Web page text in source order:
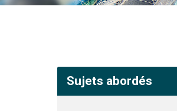
Sujets abordés